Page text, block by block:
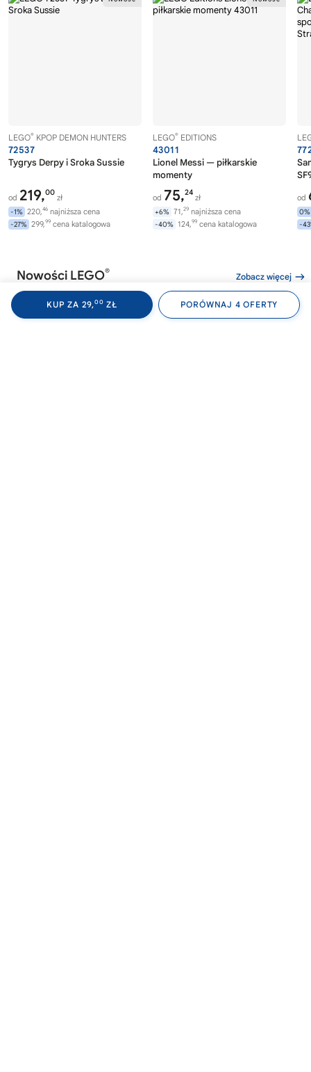
KUP ZA 29,00 ZŁ PORÓWNAJ 4 OFERTY
LEGO® KPOP DEMON HUNTERS
72537
Tygrys Derpy i Sroka Sussie
od 219,00
zł
-1% 220,46 najniższa cena
-27% 299,99 cena katalogowa
LEGO® EDITIONS
43011
Lionel Messi — piłkarskie
momenty
od 75,24
zł
+6% 71,29 najniższa cena
-40% 124,99 cena katalogowa
od
0%
-
Nowości LEGO® Zobacz więcej